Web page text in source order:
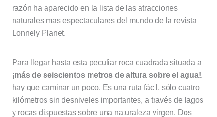
razón ha aparecido en la lista de las atracciones
naturales mas espectaculares del mundo de la revista
Lonnely Planet.
Para llegar hasta esta peculiar roca cuadrada situada a
¡más de seiscientos metros de altura sobre el agua!,
hay que caminar un poco. Es una ruta fácil, sólo cuatro
kilómetros sin desniveles importantes, a través de lagos
y rocas dispuestas sobre una naturaleza virgen. Dos